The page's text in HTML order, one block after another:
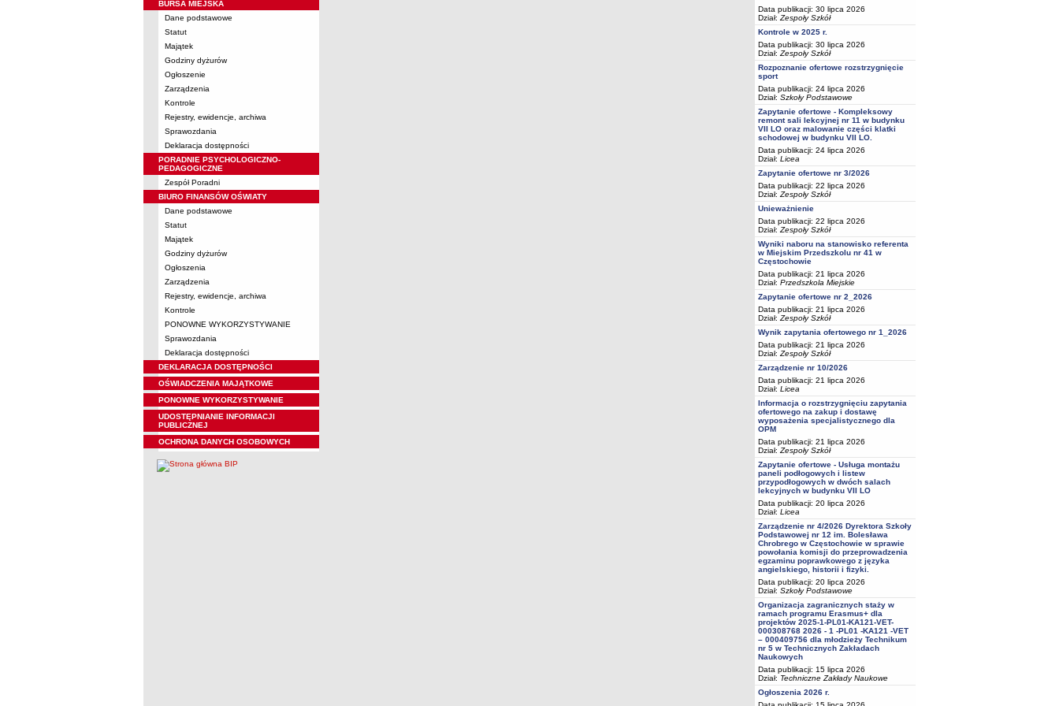
BURSA MIEJSKA
Dane podstawowe
Statut
Majątek
Godziny dyżurów
Ogłoszenie
Zarządzenia
Kontrole
Rejestry, ewidencje, archiwa
Sprawozdania
Deklaracja dostępności
PORADNIE PSYCHOLOGICZNO-
PEDAGOGICZNE
Zespół Poradni
BIURO FINANSÓW OŚWIATY
Dane podstawowe
Statut
Majątek
Godziny dyżurów
Ogłoszenia
Zarządzenia
Rejestry, ewidencje, archiwa
Kontrole
PONOWNE WYKORZYSTYWANIE
Sprawozdania
Deklaracja dostępności
DEKLARACJA DOSTĘPNOŚCI
OŚWIADCZENIA MAJĄTKOWE
PONOWNE WYKORZYSTYWANIE
UDOSTĘPNIANIE INFORMACJI
PUBLICZNEJ
OCHRONA DANYCH OSOBOWYCH
Data publikacji: 30 lipca 2026
Dział: Zespoły Szkół
Kontrole w 2025 r.
Data publikacji: 30 lipca 2026
Dział: Zespoły Szkół
Rozpoznanie ofertowe rozstrzygnięcie
sport
Data publikacji: 24 lipca 2026
Dział: Szkoły Podstawowe
Zapytanie ofertowe - Kompleksowy
remont sali lekcyjnej nr 11 w budynku
VII LO oraz malowanie części klatki
schodowej w budynku VII LO.
Data publikacji: 24 lipca 2026
Dział: Licea
Zapytanie ofertowe nr 3/2026
Data publikacji: 22 lipca 2026
Dział: Zespoły Szkół
Unieważnienie
Data publikacji: 22 lipca 2026
Dział: Zespoły Szkół
Wyniki naboru na stanowisko referenta
w Miejskim Przedszkolu nr 41 w
Częstochowie
Data publikacji: 21 lipca 2026
Dział: Przedszkola Miejskie
Zapytanie ofertowe nr 2_2026
Data publikacji: 21 lipca 2026
Dział: Zespoły Szkół
Wynik zapytania ofertowego nr 1_2026
Data publikacji: 21 lipca 2026
Dział: Zespoły Szkół
Zarządzenie nr 10/2026
Data publikacji: 21 lipca 2026
Dział: Licea
Informacja o rozstrzygnięciu zapytania
ofertowego na zakup i dostawę
wyposażenia specjalistycznego dla
OPM
Data publikacji: 21 lipca 2026
Dział: Zespoły Szkół
Zapytanie ofertowe - Usługa montażu
paneli podłogowych i listew
przypodłogowych w dwóch salach
lekcyjnych w budynku VII LO
Data publikacji: 20 lipca 2026
Dział: Licea
Zarządzenie nr 4/2026 Dyrektora Szkoły
Podstawowej nr 12 im. Bolesława
Chrobrego w Częstochowie w sprawie
powołania komisji do przeprowadzenia
egzaminu poprawkowego z języka
angielskiego, historii i fizyki.
Data publikacji: 20 lipca 2026
Dział: Szkoły Podstawowe
Organizacja zagranicznych staży w
ramach programu Erasmus+ dla
projektów 2025-1-PL01-KA121-VET-
000308768 2026 - 1 -PL01 -KA121 -VET
– 000409756 dla młodzieży Technikum
nr 5 w Technicznych Zakładach
Naukowych
Data publikacji: 15 lipca 2026
Dział: Techniczne Zakłady Naukowe
Ogłoszenia 2026 r.